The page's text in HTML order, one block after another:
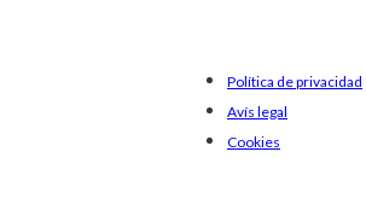
Política de privacidad
Avís legal
Cookies